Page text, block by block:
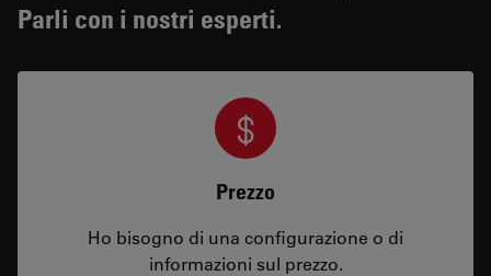
Parli con i nostri esperti.
Prezzo
Ho bisogno di una configurazione o di
informazioni sul prezzo.